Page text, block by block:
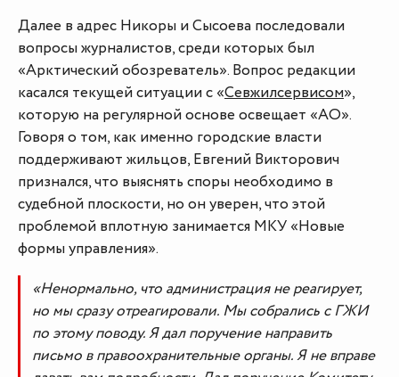
Далее в адрес Никоры и Сысоева последовали
вопросы журналистов, среди которых был
«Арктический обозреватель». Вопрос редакции
касался текущей ситуации с «Севжилсервисом»,
которую на регулярной основе освещает «АО».
Говоря о том, как именно городские власти
поддерживают жильцов, Евгений Викторович
признался, что выяснять споры необходимо в
судебной плоскости, но он уверен, что этой
проблемой вплотную занимается МКУ «Новые
формы управления».
«Ненормально, что администрация не реагирует,
но мы сразу отреагировали. Мы собрались с ГЖИ
по этому поводу. Я дал поручение направить
письмо в правоохранительные органы. Я не вправе